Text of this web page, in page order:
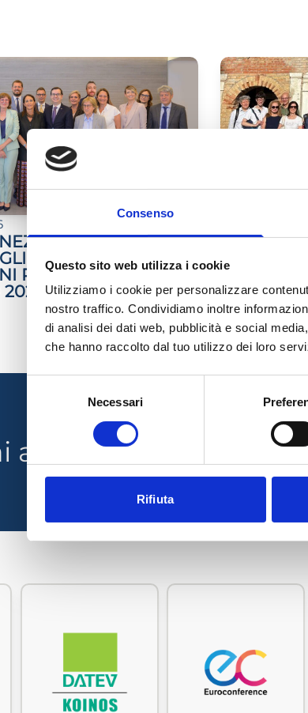
Consenso
Questo sito web utilizza i cookie
Utilizziamo i cookie per personalizzare
nostro traffico. Condividiamo inoltre
di analisi dei dati web, pubblicità e social
che hanno raccolto dal tuo utilizzo dei loro
Necessari
Rifiuta
NOMINATO IL
DIRETTIVO:
PRESIDENTE PER IL
2026-2030
A
TRA
SPIRITO
LEGGI L'
ancora parte di